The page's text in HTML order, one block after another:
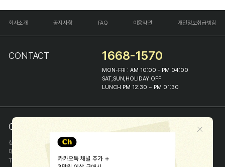
회사소개 공지사항 FAQ 이용약관 개인정보취급방침
CONTACT 1668-1570
MON-FRI : AM 10:00 - PM 04:00
SAT,SUN,HOLIDAY OFF
LUNCH PM 12:30 ~ PM 01:30
COMPANY INFO
상호
(주)해피프린스
대표
TEL
1668-1570